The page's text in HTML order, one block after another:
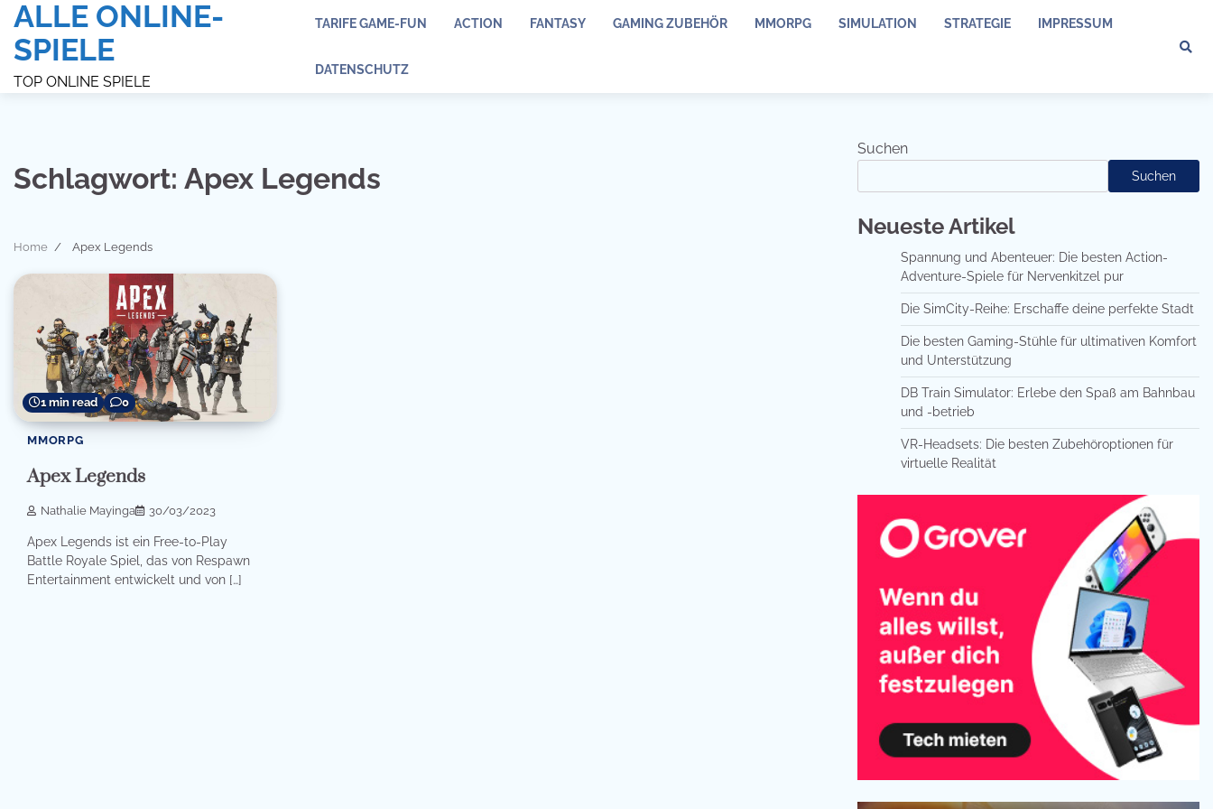
Skip
content
ALLE ONLINE-
SPIELE
TOP ONLINE SPIELE
TARIFE GAME-FUN ACTION FANTASY GAMING ZUBEHÖR MMORPG SIMULATION STRATEGIE IMPRESSUM
DATENSCHUTZ
Schlagwort: Apex Legends
Home Apex Legends
1 min read 0
MMORPG
Apex Legends
Nathalie Mayinga 30/03/2023
Apex Legends ist ein Free-to-Play
Battle Royale Spiel, das von Respawn
Entertainment entwickelt und von […]
Suchen
Suchen
Neueste Artikel
Spannung und Abenteuer: Die besten Action-
Adventure-Spiele für Nervenkitzel pur
Die SimCity-Reihe: Erschaffe deine perfekte Stadt
Die besten Gaming-Stühle für ultimativen Komfort
und Unterstützung
DB Train Simulator: Erlebe den Spaß am Bahnbau
und -betrieb
VR-Headsets: Die besten Zubehöroptionen für
virtuelle Realität